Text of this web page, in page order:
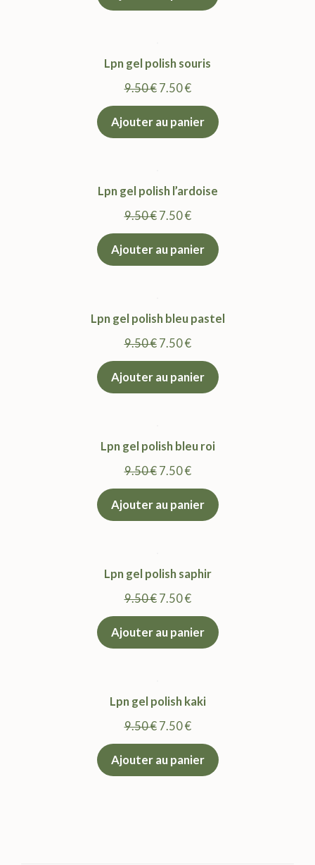
était :est :
Lpn gel polish souris
9.50€ Le
prix
initial
était :
7.50€Le
prix
actuel
est :
Ajouter au panier
Lpn gel polish l’ardoise
9.50€ Le
prix
initial
était :
7.50€Le
prix
actuel
est :
Ajouter au panier
Lpn gel polish bleu pastel
9.50€ Le
prix
initial
était :
7.50€Le
prix
actuel
est :
Ajouter au panier
Lpn gel polish bleu roi
9.50€ Le
prix
initial
était :
7.50€Le
prix
actuel
est :
Ajouter au panier
Lpn gel polish saphir
9.50€ Le
prix
initial
était :
7.50€Le
prix
actuel
est :
Ajouter au panier
Lpn gel polish kaki
9.50€ Le
prix
initial
était :
7.50€Le
prix
actuel
est :
Ajouter au panier